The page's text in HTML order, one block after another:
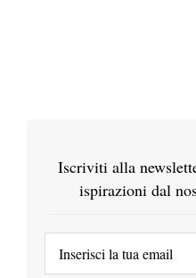
Iscriviti alla
ispirazioni dal